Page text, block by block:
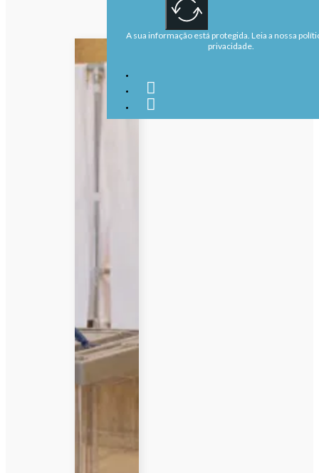
A sua informação está protegida. Leia a nossa
privacidade.